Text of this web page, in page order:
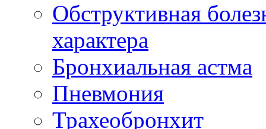
Обструктивная
характера
Бронхиальная астма
Пневмония
Трахеобронхит